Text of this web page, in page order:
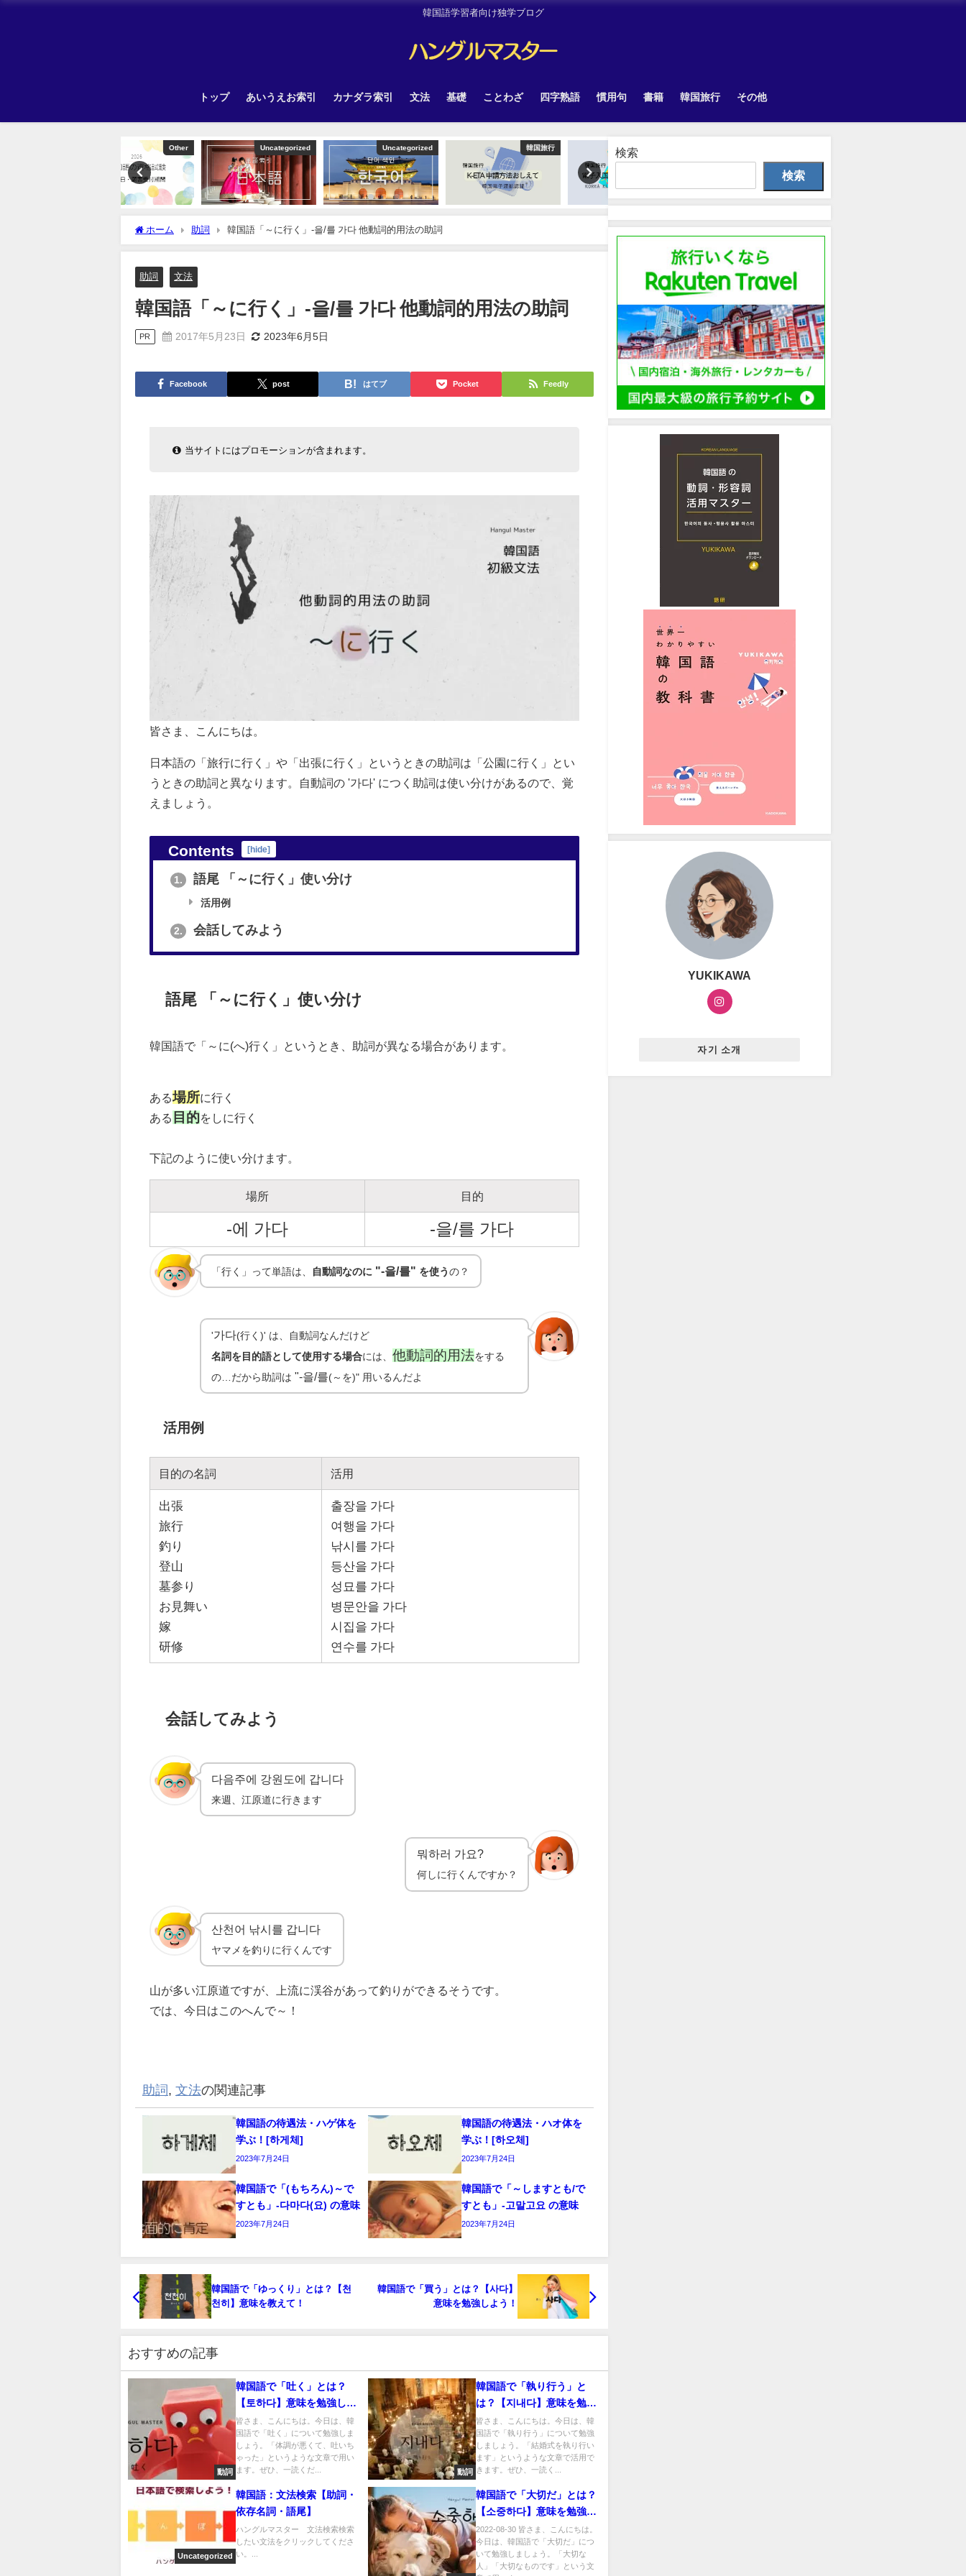
韓国語学習者向け独学ブログ
トップ あいうえお索引 カナダラ索引 文法 基礎 ことわざ 四字熟語 慣用句 書籍 韓国旅行 その他
Uncategorized Uncategorized
ホーム 助詞 韓国語「～に行く」-을/를 가다 他動詞的用法の助詞
助詞 文法
韓国語「～に行く」-을/를 가다 他動詞的用法の助詞
PR 2017年5月23日 2023年6月5日
Facebook post はてブ Pocket Feedly
当サイトにはプロモーションが含まれます。
皆さま、こんにちは。
日本語の「旅行に行く」や「出張に行く」というときの助詞は「公園に行く」とい
うときの助詞と異なります。自動詞の '가다' につく助詞は使い分けがあるので、覚
えましょう。
Contents [hide]
1. 語尾 「～に行く」使い分け
活用例
2. 会話してみよう
語尾 「～に行く」使い分け
韓国語で「～に(へ)行く」というとき、助詞が異なる場合があります。
ある場所に行く
ある 目的をしに行く
下記のように使い分けます。
場所 目的
-에 가다 -을/를 가다
「行く」って単語は、 自動詞なのに "-을/를" を使うの？
'가다(行く)' は、自動詞なんだけど
名詞を目的語として使用する場合には、他動詞的用法をする
の…だから助詞は "-을/를(～を)" 用いるんだよ
活用例
目的の名詞 活用
出張
旅行
釣り
登山
墓参り
お見舞い
嫁
研修
출장을 가다
여행을 가다
낚시를 가다
등산을 가다
성묘를 가다
병문안을 가다
시집을 가다
연수를 가다
会話してみよう
다음주에 강원도에 갑니다
来週、江原道に行きます
뭐하러 가요?
何しに行くんですか？
산천어 낚시를 갑니다
ヤマメを釣りに行くんです
山が多い江原道ですが、上流に渓谷があって釣りができるそうです。
では、今日はこのへんで～！
助詞 , 文法の関連記事
韓国語の待遇法・ハゲ体を
学ぶ！[하게체]
2023年7月24日
韓国語の待遇法・ハオ体を
学ぶ！[하오체]
2023年7月24日
韓国語で「(もちろん)～で
すとも」-다마다(요) の意味
2023年7月24日
韓国語で「～しますとも/で
すとも」-고말고요 の意味
2023年7月24日
韓国語で「ゆっくり」とは？【천
천히】意味を教えて！
韓国語で「買う」とは？【사다】
意味を勉強しよう！
おすすめの記事
動詞
韓国語で「吐く」とは？
【토하다】意味を勉強しよ
う！
皆さま、こんにちは。今日は、韓
国語で「吐く」について勉強しま
しょう。「体調が悪くて、吐いち
ゃった」というような文章で用い
ます。ぜひ、一読くだ...
動詞
韓国語で「執り行う」と
は？【지내다】意味を勉強
しよう！
皆さま、こんにちは。今日は、韓
国語で「執り行う」について勉強
しましょう。「結婚式を執り行い
ます」というような文章で活用で
きます。ぜひ、一読く...
Uncategorized
韓国語：文法検索【助詞・
依存名詞・語尾】
ハングルマスター 文法検索検索
したい文法をクリックしてくださ
い。...
韓国語で「大切だ」とは？
【소중하다】意味を勉強し
よう！
2022-08-30 皆さま、こんにちは。
今日は、韓国語で「大切だ」につ
いて勉強しましょう。「大切な
人」「大切なものです」という文
検索
検索
YUKIKAWA
자기 소개